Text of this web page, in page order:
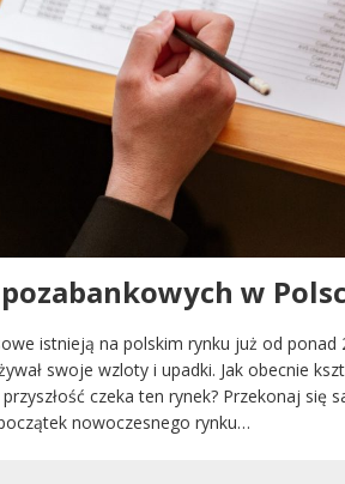
w
istnieją na polskim rynku już od ponad
swoje wzloty i upadki. Jak obecnie
czeka ten rynek? Przekonaj się
nowoczesnego rynku…